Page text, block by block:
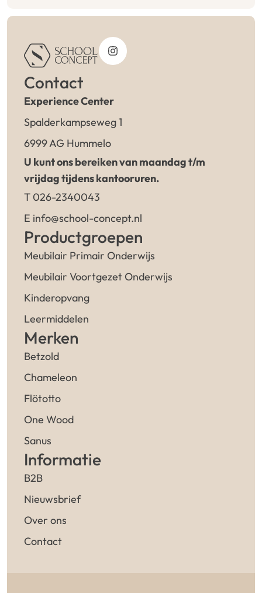
Contact
Experience Center
Spalderkampseweg 1
6999 AG Hummelo
U kunt ons bereiken van maandag t/m
vrijdag tijdens kantooruren.
T 026-2340043
E info@school-concept.nl
Productgroepen
Meubilair Primair Onderwijs
Meubilair Voortgezet Onderwijs
Kinderopvang
Leermiddelen
Merken
Betzold
Chameleon
Flötotto
One Wood
Sanus
Informatie
B2B
Nieuwsbrief
Over ons
Contact